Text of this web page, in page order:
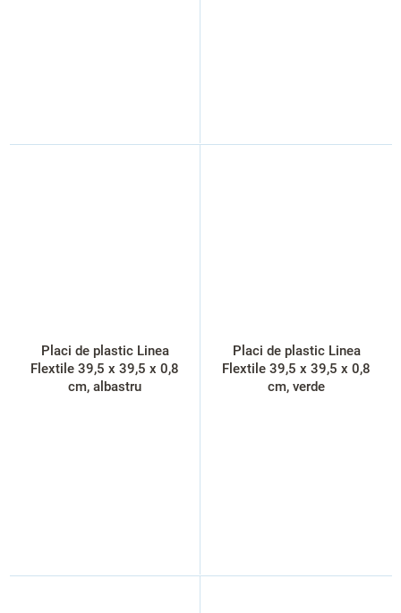
Placi de plastic Linea
Flextile 39,5 x 39,5 x 0,8
cm, albastru
Placi de plastic Linea
Flextile 39,5 x 39,5 x 0,8
cm, verde